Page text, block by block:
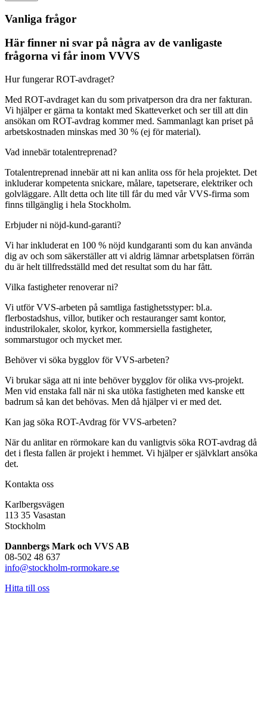
Vanliga frågor
Här finner ni svar på några av de vanligaste
frågorna vi får inom VVVS
Hur fungerar ROT-avdraget?
Med ROT-avdraget kan du som privatperson dra dra ner fakturan.
Vi hjälper er gärna ta kontakt med Skatteverket och ser till att din
ansökan om ROT-avdrag kommer med. Sammanlagt kan priset på
arbetskostnaden minskas med 30 % (ej för material).
Vad innebär totalentreprenad?
Totalentreprenad innebär att ni kan anlita oss för hela projektet. Det
inkluderar kompetenta snickare, målare, tapetserare, elektriker och
golvläggare. Allt detta och lite till får du med vår VVS-firma som
finns tillgänglig i hela Stockholm.
Erbjuder ni nöjd-kund-garanti?
Vi har inkluderat en 100 % nöjd kundgaranti som du kan använda
dig av och som säkerställer att vi aldrig lämnar arbetsplatsen förrän
du är helt tillfredsställd med det resultat som du har fått.
Vilka fastigheter renoverar ni?
Vi utför VVS-arbeten på samtliga fastighetsstyper: bl.a.
flerbostadshus, villor, butiker och restauranger samt kontor,
industrilokaler, skolor, kyrkor, kommersiella fastigheter,
sommarstugor och mycket mer.
Behöver vi söka bygglov för VVS-arbeten?
Vi brukar säga att ni inte behöver bygglov för olika vvs-projekt.
Men vid enstaka fall när ni ska utöka fastigheten med kanske ett
badrum så kan det behövas. Men då hjälper vi er med det.
Kan jag söka ROT-Avdrag för VVS-arbeten?
När du anlitar en rörmokare kan du vanligtvis söka ROT-avdrag då
det i flesta fallen är projekt i hemmet. Vi hjälper er självklart ansöka
det.
Kontakta oss
Karlbergsvägen
113 35 Vasastan
Stockholm
Dannbergs Mark och VVS AB
08-502 48 637
info@stockholm-rormokare.se
Hitta till oss